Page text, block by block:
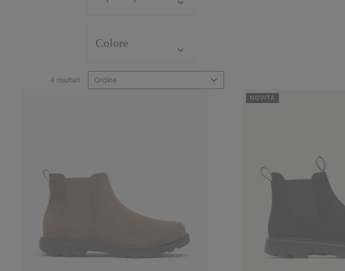
Colore
4 risultati Ordine
NOVITÀ